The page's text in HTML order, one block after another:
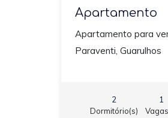
Apartamento
Apartamento para
Paraventi, Guarulhos
2
Dormitório(s)
1